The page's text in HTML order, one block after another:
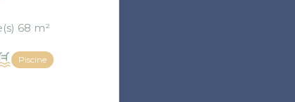
Maison 3 pièce(s) 2 chambre(s) 68 m²
Piscine